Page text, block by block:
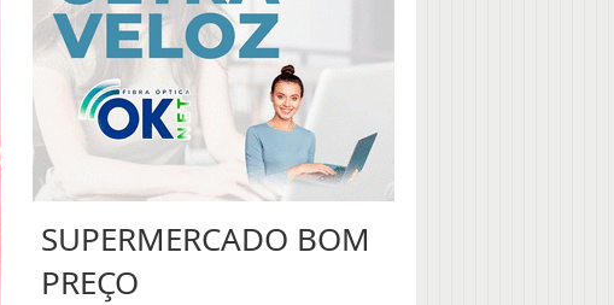
SUPERMERCADO BOM
PREÇO